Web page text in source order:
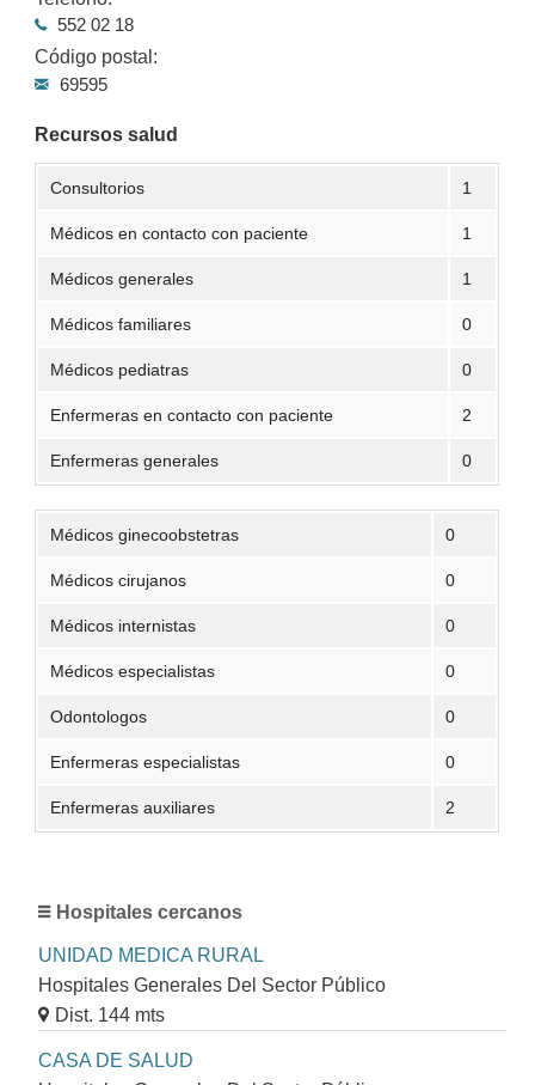
552 02 18
Código postal:
69595
Recursos salud
Consultorios 1
Médicos en contacto con paciente 1
Médicos generales 1
Médicos familiares 0
Médicos pediatras 0
Enfermeras en contacto con paciente 2
Enfermeras generales 0
Médicos ginecoobstetras 0
Médicos cirujanos 0
Médicos internistas 0
Médicos especialistas 0
Odontologos 0
Enfermeras especialistas 0
Enfermeras auxiliares 2
Hospitales cercanos
UNIDAD MEDICA RURAL
Hospitales Generales Del Sector Público
Dist. 144 mts
CASA DE SALUD